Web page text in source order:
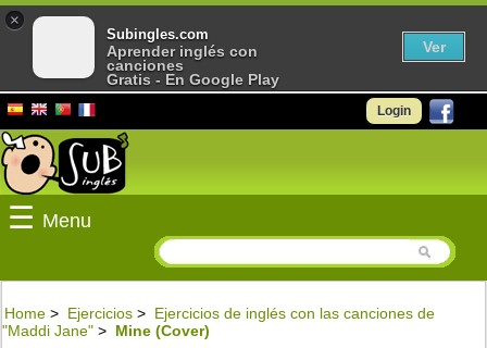
Login
☰ Menu
Home > Ejercicios > Ejercicios de inglés con las canciones de
"Maddi Jane" > Mine (Cover)
×
Subingles.com
Aprender inglés con
canciones
Gratis - En Google Play
Ver